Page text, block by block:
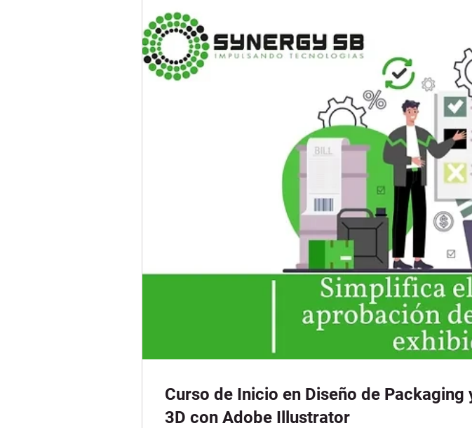
Curso de Inicio en Diseño de
3D con Adobe Illustrator